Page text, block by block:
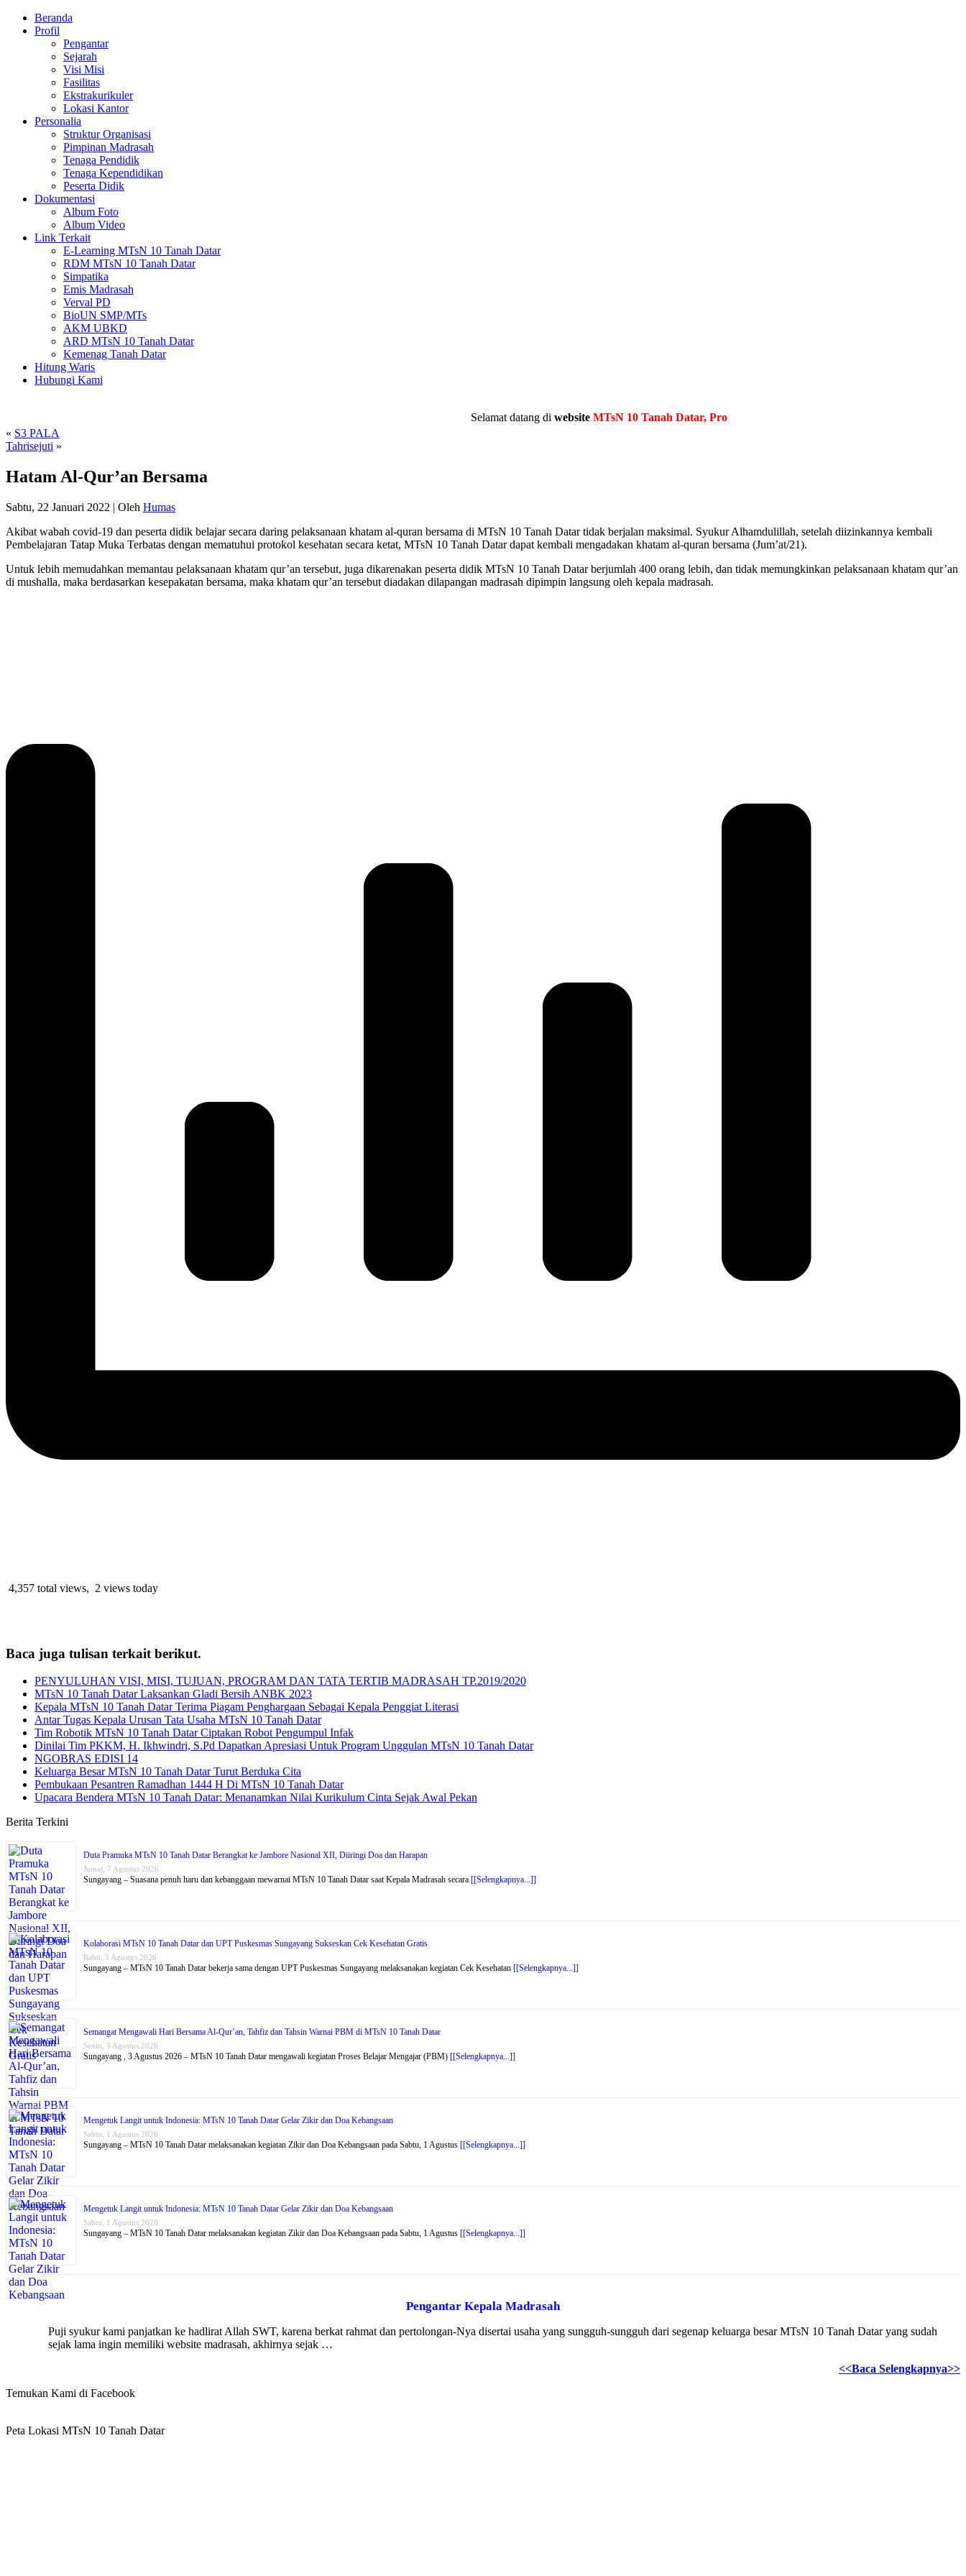
Beranda
Profil
Pengantar
Sejarah
Visi Misi
Fasilitas
Ekstrakurikuler
Lokasi Kantor
Personalia
Struktur Organisasi
Pimpinan Madrasah
Tenaga Pendidik
Tenaga Kependidikan
Peserta Didik
Dokumentasi
Album Foto
Album Video
Link Terkait
E-Learning MTsN 10 Tanah Datar
RDM MTsN 10 Tanah Datar
Simpatika
Emis Madrasah
Verval PD
BioUN SMP/MTs
AKM UBKD
ARD MTsN 10 Tanah Datar
Kemenag Tanah Datar
Hitung Waris
Hubungi Kami
Selamat datang diwebsite MTsN 10 Tanah Datar, Provinsi Sumatera Barat
« S3 PALA
Tahrisejuti »
Hatam Al-Qur’an Bersama
Sabtu, 22 Januari 2022 | Oleh Humas
Akibat wabah covid-19 dan peserta didik belajar secara daring pelaksanaan khatam al-quran bersama di MTsN 10 Tanah Datar tidak berjalan maksimal. Syukur Alhamdulillah, setelah diizinkannya kembali
Pembelajaran Tatap Muka Terbatas dengan mematuhui protokol kesehatan secara ketat, MTsN 10 Tanah Datar dapat kembali mengadakan khatam al-quran bersama (Jum’at/21).
Untuk lebih memudahkan memantau pelaksanaan khatam qur’an tersebut, juga dikarenakan peserta didik MTsN 10 Tanah Datar berjumlah 400 orang lebih, dan tidak memungkinkan pelaksanaan khatam qur’an
di mushalla, maka berdasarkan kesepakatan bersama, maka khatam qur’an tersebut diadakan dilapangan madrasah dipimpin langsung oleh kepala madrasah.
4,357 total views, 2 views today
Baca juga tulisan terkait berikut.
PENYULUHAN VISI, MISI, TUJUAN, PROGRAM DAN TATA TERTIB MADRASAH TP.2019/2020
MTsN 10 Tanah Datar Laksankan Gladi Bersih ANBK 2023
Kepala MTsN 10 Tanah Datar Terima Piagam Penghargaan Sebagai Kepala Penggiat Literasi
Antar Tugas Kepala Urusan Tata Usaha MTsN 10 Tanah Datar
Tim Robotik MTsN 10 Tanah Datar Ciptakan Robot Pengumpul Infak
Dinilai Tim PKKM, H. Ikhwindri, S.Pd Dapatkan Apresiasi Untuk Program Unggulan MTsN 10 Tanah Datar
NGOBRAS EDISI 14
Keluarga Besar MTsN 10 Tanah Datar Turut Berduka Cita
Pembukaan Pesantren Ramadhan 1444 H Di MTsN 10 Tanah Datar
Upacara Bendera MTsN 10 Tanah Datar: Menanamkan Nilai Kurikulum Cinta Sejak Awal Pekan
Berita Terkini
Duta Pramuka MTsN 10 Tanah Datar Berangkat ke Jambore Nasional XII, Diiringi Doa dan Harapan
Jumat, 7 Agustus 2026
Sungayang – Suasana penuh haru dan kebanggaan mewarnai MTsN 10 Tanah Datar saat Kepala Madrasah secara [[Selengkapnya...]]
Kolaborasi MTsN 10 Tanah Datar dan UPT Puskesmas Sungayang Sukseskan Cek Kesehatan Gratis
Rabu, 5 Agustus 2026
Sungayang – MTsN 10 Tanah Datar bekerja sama dengan UPT Puskesmas Sungayang melaksanakan kegiatan Cek Kesehatan [[Selengkapnya...]]
Semangat Mengawali Hari Bersama Al-Qur’an, Tahfiz dan Tahsin Warnai PBM di MTsN 10 Tanah Datar
Senin, 3 Agustus 2026
Sungayang , 3 Agustus 2026 – MTsN 10 Tanah Datar mengawali kegiatan Proses Belajar Mengajar (PBM) [[Selengkapnya...]]
Mengetuk Langit untuk Indonesia: MTsN 10 Tanah Datar Gelar Zikir dan Doa Kebangsaan
Sabtu, 1 Agustus 2026
Sungayang – MTsN 10 Tanah Datar melaksanakan kegiatan Zikir dan Doa Kebangsaan pada Sabtu, 1 Agustus [[Selengkapnya...]]
Mengetuk Langit untuk Indonesia: MTsN 10 Tanah Datar Gelar Zikir dan Doa Kebangsaan
Sabtu, 1 Agustus 2026
Sungayang – MTsN 10 Tanah Datar melaksanakan kegiatan Zikir dan Doa Kebangsaan pada Sabtu, 1 Agustus [[Selengkapnya...]]
Pengantar Kepala Madrasah
Puji syukur kami panjatkan ke hadlirat Allah SWT, karena berkat rahmat dan pertolongan-Nya disertai usaha yang sungguh-sungguh dari segenap keluarga besar MTsN 10 Tanah Datar yang sudah
sejak lama ingin memiliki website madrasah, akhirnya sejak …
<<Baca Selengkapnya>>
Temukan Kami di Facebook
Peta Lokasi MTsN 10 Tanah Datar